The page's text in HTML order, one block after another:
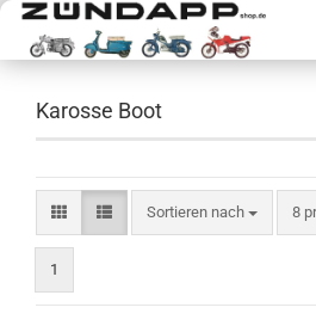
Karosse Boot
Sortieren nach
Sortieren nach 8
1